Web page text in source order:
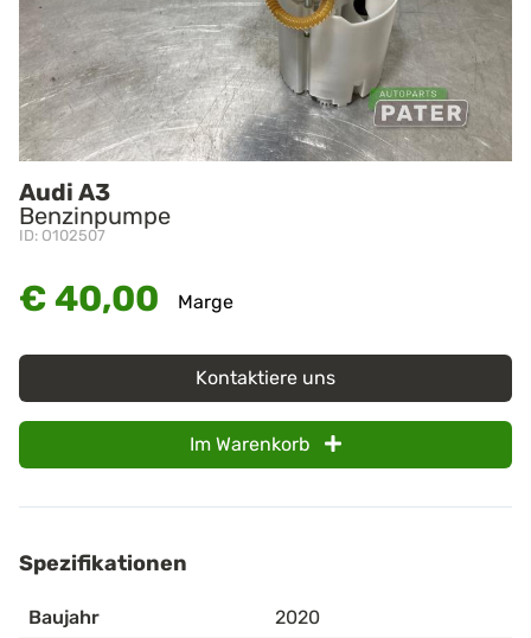
Audi A3
Benzinpumpe
ID: O102507
€ 40,00 Marge
Kontaktiere uns
Im Warenkorb
Spezifikationen
Baujahr
2020